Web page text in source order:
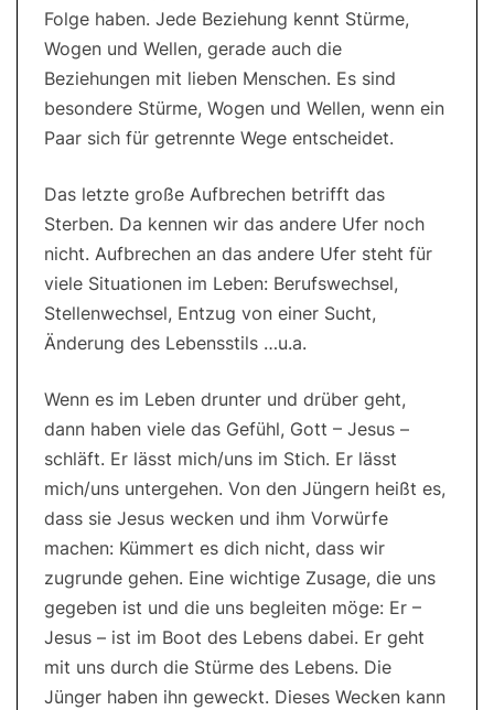
Folge haben. Jede Beziehung kennt Stürme,
Wogen und Wellen, gerade auch die
Beziehungen mit lieben Menschen. Es sind
besondere Stürme, Wogen und Wellen, wenn ein
Paar sich für getrennte Wege entscheidet.
Das letzte große Aufbrechen betrifft das
Sterben. Da kennen wir das andere Ufer noch
nicht. Aufbrechen an das andere Ufer steht für
viele Situationen im Leben: Berufswechsel,
Stellenwechsel, Entzug von einer Sucht,
Änderung des Lebensstils …u.a.
Wenn es im Leben drunter und drüber geht,
dann haben viele das Gefühl, Gott – Jesus –
schläft. Er lässt mich/uns im Stich. Er lässt
mich/uns untergehen. Von den Jüngern heißt es,
dass sie Jesus wecken und ihm Vorwürfe
machen: Kümmert es dich nicht, dass wir
zugrunde gehen. Eine wichtige Zusage, die uns
gegeben ist und die uns begleiten möge: Er –
Jesus – ist im Boot des Lebens dabei. Er geht
mit uns durch die Stürme des Lebens. Die
Jünger haben ihn geweckt. Dieses Wecken kann